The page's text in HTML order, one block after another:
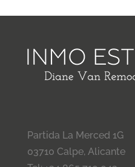
Partida La Merced 1G
03710 Calpe, Alicante